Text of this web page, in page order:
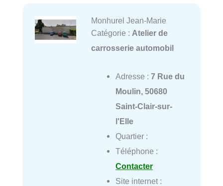
Monhurel Jean-Marie
Catégorie : Atelier de
carrosserie automobil
Adresse : 7 Rue du
Moulin, 50680
Saint-Clair-sur-
l'Elle
Quartier :
Téléphone :
Contacter
Site internet :